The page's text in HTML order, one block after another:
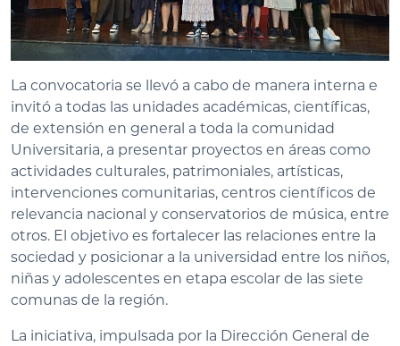
La convocatoria se llevó a cabo de manera interna e
invitó a todas las unidades académicas, científicas,
de extensión en general a toda la comunidad
Universitaria, a presentar proyectos en áreas como
actividades culturales, patrimoniales, artísticas,
intervenciones comunitarias, centros científicos de
relevancia nacional y conservatorios de música, entre
otros. El objetivo es fortalecer las relaciones entre la
sociedad y posicionar a la universidad entre los niños,
niñas y adolescentes en etapa escolar de las siete
comunas de la región.
La iniciativa, impulsada por la Dirección General de